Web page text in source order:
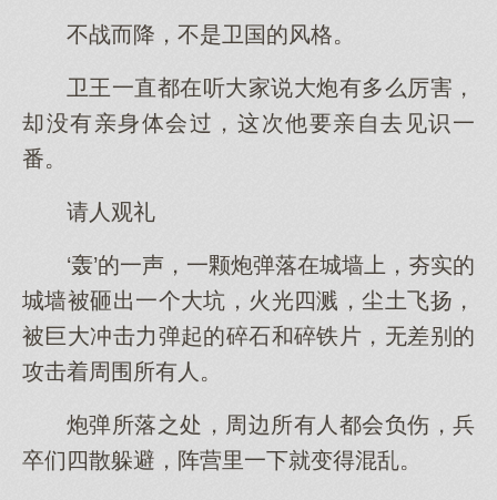
不战而降，不是卫国的风格。
卫王一直都在听大家说大炮有多么厉害，
却没有亲身体会过，这次他要亲自去见识一
番。
请人观礼
‘轰’的一声，一颗炮弹落在城墙上，夯实的
城墙被砸出一个大坑，火光四溅，尘土飞扬，
被巨大冲击力弹起的碎石和碎铁片，无差别的
攻击着周围所有人。
炮弹所落之处，周边所有人都会负伤，兵
卒们四散躲避，阵营里一下就变得混乱。